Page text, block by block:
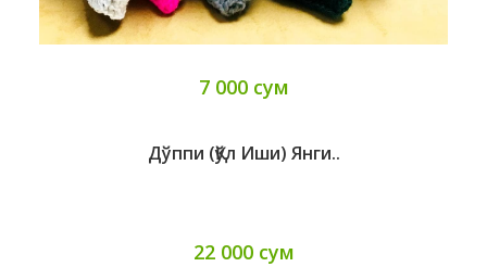
7 000 сум
Дўппи (қўл Иши) Янги..
22 000 сум